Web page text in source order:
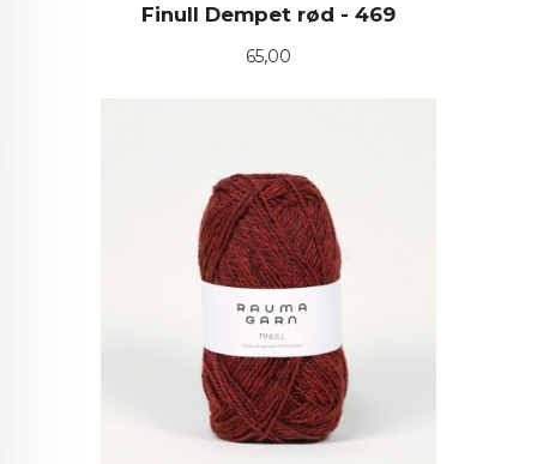
Finull Dempet rød - 469
Pris
65,00